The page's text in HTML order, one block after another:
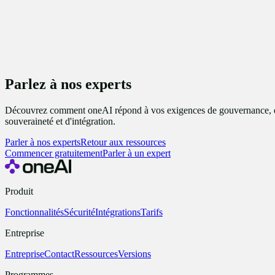
Parlez à nos experts
Découvrez comment oneAI répond à vos exigences de gouvernance,
souveraineté et d'intégration.
Parler à nos expertsRetour aux ressources
Commencer gratuitementParler à un expert
Produit
FonctionnalitésSécuritéIntégrationsTarifs
Entreprise
EntrepriseContactRessourcesVersions